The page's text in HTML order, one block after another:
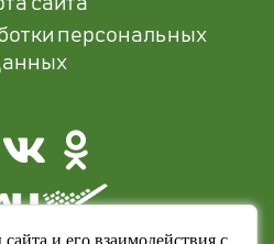
и его взаимодействия с
персональных